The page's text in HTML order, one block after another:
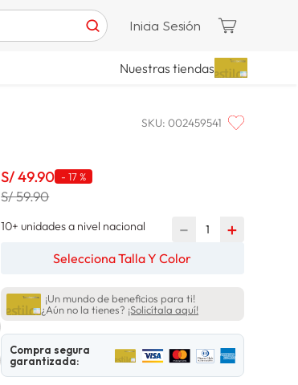
Inicia Sesión
Nuestras tiendas
SKU: 002459541
S/49.90 -17 %
S/ 59.90
10+ unidades a nivel nacional ＋
－
Selecciona Talla Y Color
¡Un mundo de beneficios para ti!
¿Aún no la tienes? ¡Solicítala aquí!
Compra segura
garantizada: